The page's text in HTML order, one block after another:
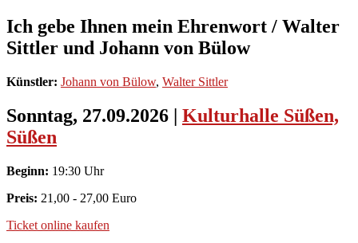
Ich gebe Ihnen mein Ehrenwort / Walter
Sittler und Johann von Bülow
Künstler: Johann von Bülow, Walter Sittler
Sonntag, 27.09.2026 | Kulturhalle Süßen,
Süßen
Beginn: 19:30 Uhr
Preis: 21,00 - 27,00 Euro
Ticket online kaufen